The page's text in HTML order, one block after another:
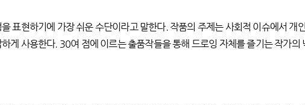
표현하기에 가장 쉬운 수단이라고 말한다. 작품의 주제는 사회적 이슈에서 개
게 사용한다. 30여 점에 이르는 출품작들을 통해 드로잉 자체를 즐기는 작가의